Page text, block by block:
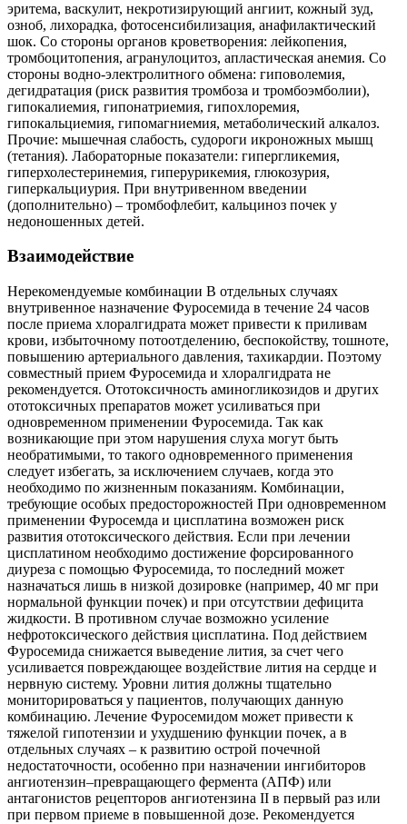
эритема, васкулит, некротизирующий ангиит, кожный зуд,
озноб, лихорадка, фотосенсибилизация, анафилактический
шок. Со стороны органов кроветворения: лейкопения,
тромбоцитопения, агранулоцитоз, апластическая анемия. Со
стороны водно-электролитного обмена: гиповолемия,
дегидратация (риск развития тромбоза и тромбоэмболии),
гипокалиемия, гипонатриемия, гипохлоремия,
гипокальциемия, гипомагниемия, метаболический алкалоз.
Прочие: мышечная слабость, судороги икроножных мышц
(тетания). Лабораторные показатели: гипергликемия,
гиперхолестеринемия, гиперурикемия, глюкозурия,
гиперкальциурия. При внутривенном введении
(дополнительно) – тромбофлебит, кальциноз почек у
недоношенных детей.
Взаимодействие
Нерекомендуемые комбинации В отдельных случаях
внутривенное назначение Фуросемида в течение 24 часов
после приема хлоралгидрата может привести к приливам
крови, избыточному потоотделению, беспокойству, тошноте,
повышению артериального давления, тахикардии. Поэтому
совместный прием Фуросемида и хлоралгидрата не
рекомендуется. Ототоксичность аминогликозидов и других
ототоксичных препаратов может усиливаться при
одновременном применении Фуросемида. Так как
возникающие при этом нарушения слуха могут быть
необратимыми, то такого одновременного применения
следует избегать, за исключением случаев, когда это
необходимо по жизненным показаниям. Комбинации,
требующие особых предосторожностей При одновременном
применении Фуросемда и цисплатина возможен риск
развития ототоксического действия. Если при лечении
цисплатином необходимо достижение форсированного
диуреза с помощью Фуросемида, то последний может
назначаться лишь в низкой дозировке (например, 40 мг при
нормальной функции почек) и при отсутствии дефицита
жидкости. В противном случае возможно усиление
нефротоксического действия цисплатина. Под действием
Фуросемида снижается выведение лития, за счет чего
усиливается повреждающее воздействие лития на сердце и
нервную систему. Уровни лития должны тщательно
мониторироваться у пациентов, получающих данную
комбинацию. Лечение Фуросемидом может привести к
тяжелой гипотензии и ухудшению функции почек, а в
отдельных случаях – к развитию острой почечной
недостаточности, особенно при назначении ингибиторов
ангиотензин–превращающего фермента (АПФ) или
антагонистов рецепторов ангиотензина II в первый раз или
при первом приеме в повышенной дозе. Рекомендуется